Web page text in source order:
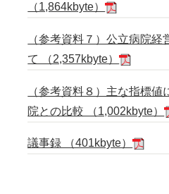
（1,864kbyte）
（参考資料７）公立病院
て （2,357kbyte）
（参考資料８）主な指標
院との比較 （1,002kbyte）
議事録 （401kbyte）